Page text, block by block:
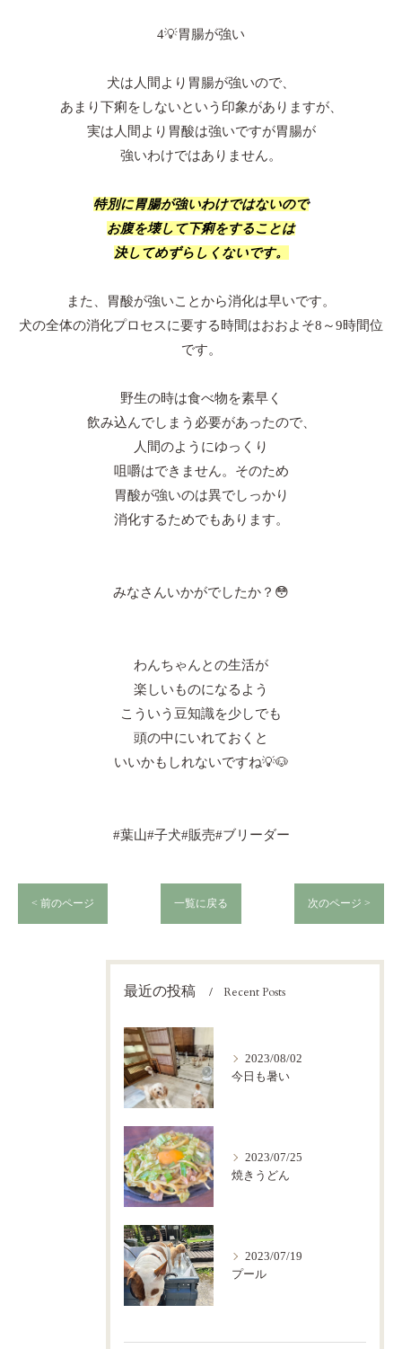
4💡胃腸が強い
犬は人間より胃腸が強いので、
あまり下痢をしないという印象がありますが、
実は人間より胃酸は強いですが胃腸が
強いわけではありません。
特別に胃腸が強いわけではないので
お腹を壊して下痢をすることは
決してめずらしくないです。
また、胃酸が強いことから消化は早いです。
犬の全体の消化プロセスに要する時間はおおよそ8～9時間位
です。
野生の時は食べ物を素早く
飲み込んでしまう必要があったので、
人間のようにゆっくり
咀嚼はできません。そのため
胃酸が強いのは異でしっかり
消化するためでもあります。
みなさんいかがでしたか？😳
わんちゃんとの生活が
楽しいものになるよう
こういう豆知識を少しでも
頭の中にいれておくと
いいかもしれないですね💡🐶
#葉山#子犬#販売#ブリーダー
< 前のページ 一覧に戻る 次のページ >
最近の投稿 Recent Posts
2023/08/02
今日も暑い
2023/07/25
焼きうどん
2023/07/19
プール